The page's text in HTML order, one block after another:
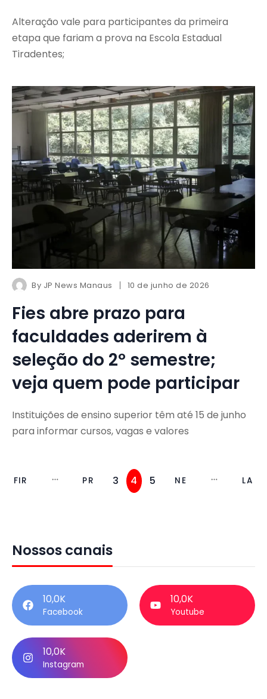
Alteração vale para participantes da primeira
etapa que fariam a prova na Escola Estadual
Tiradentes;
By JP News Manaus 10 de junho de 2026
Fies abre prazo para
faculdades aderirem à
seleção do 2º semestre;
veja quem pode participar
Instituições de ensino superior têm até 15 de junho
para informar cursos, vagas e valores
FIR
PR
3 4 5
NE
LA
Nossos canais
10,0K
Facebook
10,0K
Youtube
10,0K
Instagram